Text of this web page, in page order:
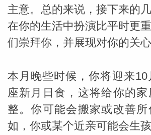
_susan
主意。总的来说，接下来的
在你的生活中扮演比平时更
们崇拜你，并展现对你的关心
本月晚些时候，你将迎来10
座新月日食，这将给你的家
整。你可能会搬家或改善所
如，你或某个近亲可能会生